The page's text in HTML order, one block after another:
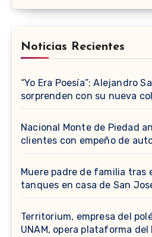
Noticias Recientes
“Yo Era Poesía”: Alejandro
sorprenden con su nueva
Nacional Monte de Piedad
clientes con empeño de
Muere padre de familia tras
tanques en casa de San
Territorium, empresa del
UNAM, opera plataforma del